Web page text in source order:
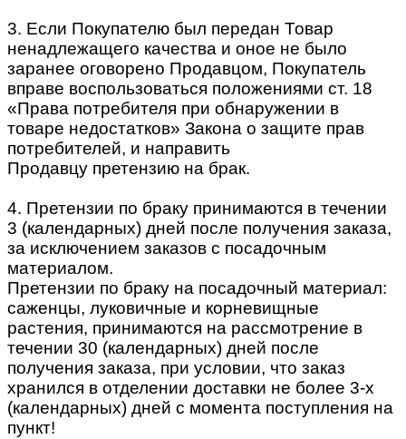
3. Если Покупателю был передан Товар
ненадлежащего качества и оное не было
заранее оговорено Продавцом, Покупатель
вправе воспользоваться положениями ст. 18
«Права потребителя при обнаружении в
товаре недостатков» Закона о защите прав
потребителей, и направить
Продавцу претензию на брак.
4. Претензии по браку принимаются в течении
3 (календарных) дней после получения заказа,
за исключением заказов с посадочным
материалом.
Претензии по браку на посадочный материал:
саженцы, луковичные и корневищные
растения, принимаются на рассмотрение в
течении 30 (календарных) дней после
получения заказа, при условии, что заказ
хранился в отделении доставки не более 3-х
(календарных) дней с момента поступления на
пункт!